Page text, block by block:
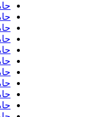
حامد
حامد اسدی
حامد الله
حامد
حامد پهلان
حامد
حامد دلان
حامد دنتا
حامد
حامد زمانی